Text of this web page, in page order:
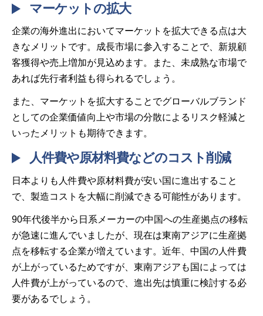
マーケットの拡大
企業の海外進出においてマーケットを拡大できる点は大
きなメリットです。成長市場に参入することで、新規顧
客獲得や売上増加が見込めます。また、未成熟な市場で
あれば先行者利益も得られるでしょう。
また、マーケットを拡大することでグローバルブランド
としての企業価値向上や市場の分散によるリスク軽減と
いったメリットも期待できます。
人件費や原材料費などのコスト削減
日本よりも人件費や原材料費が安い国に進出すること
で、製造コストを大幅に削減できる可能性があります。
90年代後半から日系メーカーの中国への生産拠点の移転
が急速に進んでいましたが、現在は東南アジアに生産拠
点を移転する企業が増えています。近年、中国の人件費
が上がっているためですが、東南アジアも国によっては
人件費が上がっているので、進出先は慎重に検討する必
要があるでしょう。